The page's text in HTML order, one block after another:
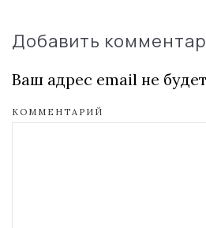
Добавить
Ваш адрес email не
КОММЕНТАРИЙ